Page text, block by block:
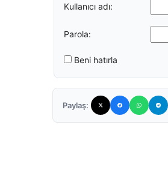
Kullanıcı adı:
Parola:
Beni hatırla
Paylaş: